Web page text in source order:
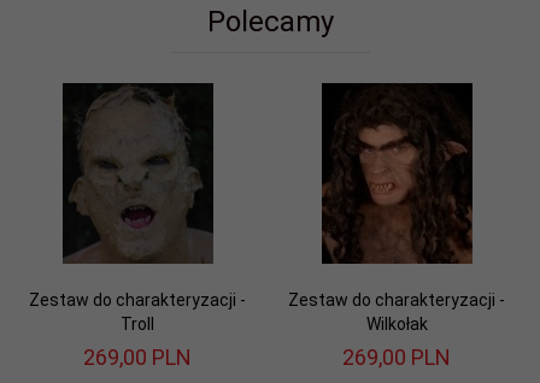
Polecamy
Zestaw do charakteryzacji -
Troll
269,00 PLN
Zestaw do charakteryzacji -
Wilkołak
269,00 PLN